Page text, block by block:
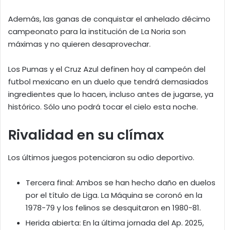
Además, las ganas de conquistar el anhelado décimo
campeonato para la institución de La Noria son
máximas y no quieren desaprovechar.
Los Pumas y el Cruz Azul definen hoy al campeón del
futbol mexicano en un duelo que tendrá demasiados
ingredientes que lo hacen, incluso antes de jugarse, ya
histórico. Sólo uno podrá tocar el cielo esta noche.
Rivalidad en su clímax
Los últimos juegos potenciaron su odio deportivo.
Tercera final: Ambos se han hecho daño en duelos
por el título de Liga. La Máquina se coronó en la
1978-79 y los felinos se desquitaron en 1980-81.
Herida abierta: En la última jornada del Ap. 2025,